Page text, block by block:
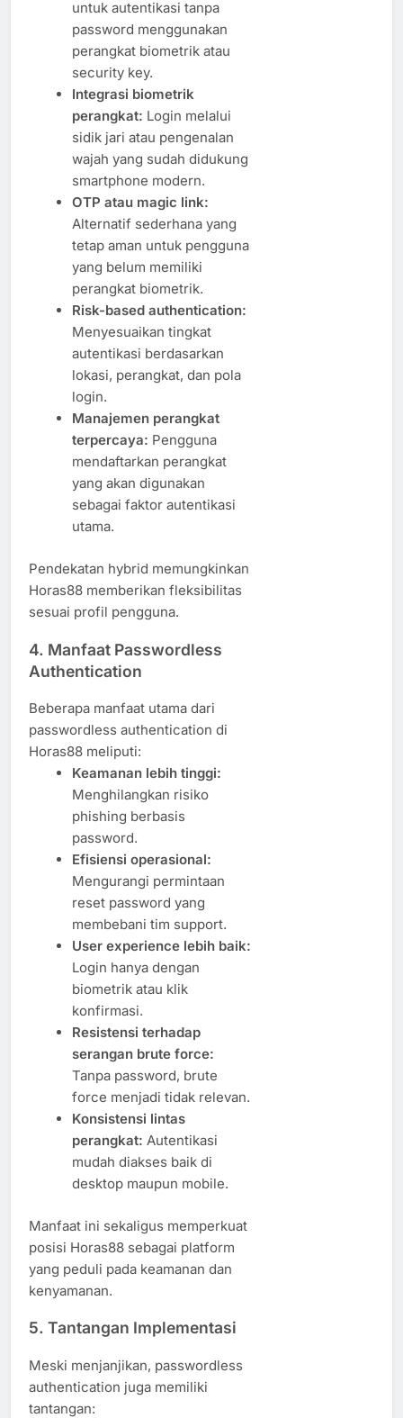
untuk autentikasi tanpa
password menggunakan
perangkat biometrik atau
security key.
Integrasi biometrik
perangkat: Login melalui
sidik jari atau pengenalan
wajah yang sudah didukung
smartphone modern.
OTP atau magic link:
Alternatif sederhana yang
tetap aman untuk pengguna
yang belum memiliki
perangkat biometrik.
Risk-based authentication:
Menyesuaikan tingkat
autentikasi berdasarkan
lokasi, perangkat, dan pola
login.
Manajemen perangkat
terpercaya: Pengguna
mendaftarkan perangkat
yang akan digunakan
sebagai faktor autentikasi
utama.
Pendekatan hybrid memungkinkan
Horas88 memberikan fleksibilitas
sesuai profil pengguna.
4. Manfaat Passwordless
Authentication
Beberapa manfaat utama dari
passwordless authentication di
Horas88 meliputi:
Keamanan lebih tinggi:
Menghilangkan risiko
phishing berbasis
password.
Efisiensi operasional:
Mengurangi permintaan
reset password yang
membebani tim support.
User experience lebih baik:
Login hanya dengan
biometrik atau klik
konfirmasi.
Resistensi terhadap
serangan brute force:
Tanpa password, brute
force menjadi tidak relevan.
Konsistensi lintas
perangkat: Autentikasi
mudah diakses baik di
desktop maupun mobile.
Manfaat ini sekaligus memperkuat
posisi Horas88 sebagai platform
yang peduli pada keamanan dan
kenyamanan.
5. Tantangan Implementasi
Meski menjanjikan, passwordless
authentication juga memiliki
tantangan: